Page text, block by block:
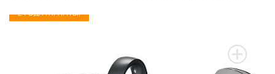
2 ГОДА ГАРАНТЫІ